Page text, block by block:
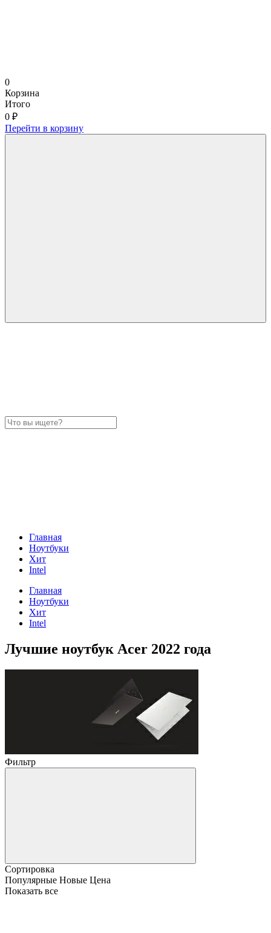
0
Корзина
Итого
0 ₽
Перейти в корзину
Главная
Ноутбуки
Хит
Intel
Главная
Ноутбуки
Хит
Intel
Лучшие ноутбук Acer 2022 года
Фильтр
Сортировка
Популярные Новые Цена
Показать все